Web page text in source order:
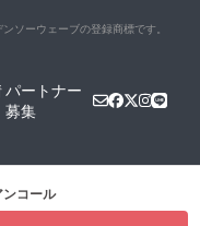
ソーウェーブの登録商標です。
パートナー
募集
コール